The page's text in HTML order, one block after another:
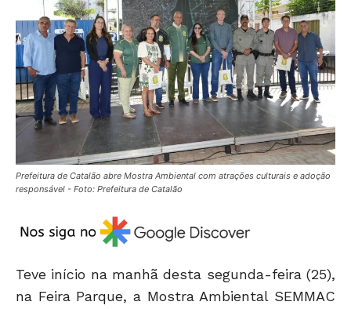
Prefeitura de Catalão abre Mostra Ambiental com atrações culturais e adoção
responsável - Foto: Prefeitura de Catalão
Teve início na manhã desta segunda-feira (25),
na Feira Parque, a Mostra Ambiental SEMMAC